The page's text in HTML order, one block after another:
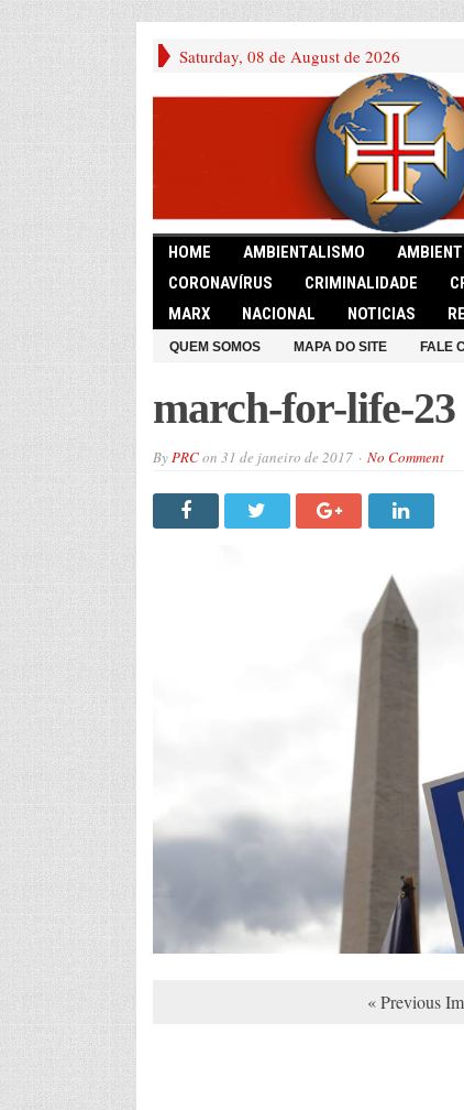
Saturday, 08 de August de 2026
HOME AMBIENTALISMO
CORONAVÍRUS
CRIMINALIDADE
MARX
NACIONAL NOTICIAS
QUEM SOMOS MAPA DO SITE FALE
march-for-life-23
ByPRCon 31 de janeiro de 2017 No Comment
« Previous